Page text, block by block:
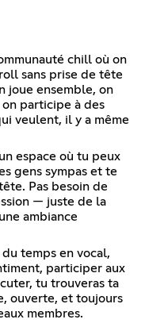
chill où on
sans prise de tête
joue ensemble, on
on participe à des
veulent, il y a même
espace où tu peux
gens sympas et te
Pas besoin de
— juste de la
ambiance
temps en vocal,
participer aux
tu trouveras ta
ouverte, et toujours
membres.